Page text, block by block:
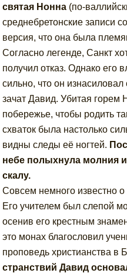
святая Нонна (по-
среднебретонские записи
версия, что она была
Согласно легенде, Санкт
получил отказ. Однако его
сильно, что он изнасиловал
зачат Давид. Убитая горем
побережье, чтобы родить
схваток была настолько
видны следы её ногтей.
небе полыхнула молния
скалу.
Совсем немного известно
Его учителем был слепой
осенив его крестным
это монах благословил
проповедь христианства в
странствий Давид